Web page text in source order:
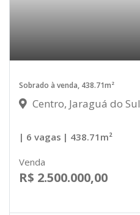
Sobrado à venda, 438.71m²
Centro, Jaraguá do Sul
| 6 vagas | 438.71m²
Venda
R$ 2.500.000,00